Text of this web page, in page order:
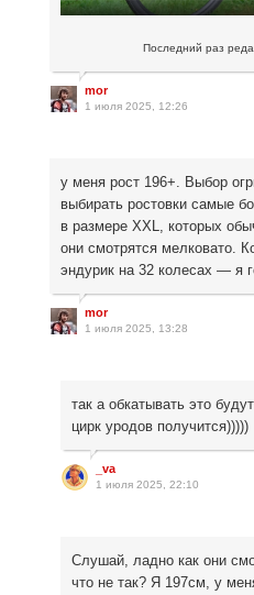
Последний раз
mor
1 июля 2025, 12:26
у меня рост 196+. Выбор
выбирать ростовки самые
в размере XXL, которых
они смотрятся мелковато.
эндурик на 32 колесах — я
mor
1 июля 2025, 13:28
так а обкатывать это
цирк уродов получится)))))
_va
1 июля 2025, 22:10
Слушай, ладно как они
что не так? Я 197см, у